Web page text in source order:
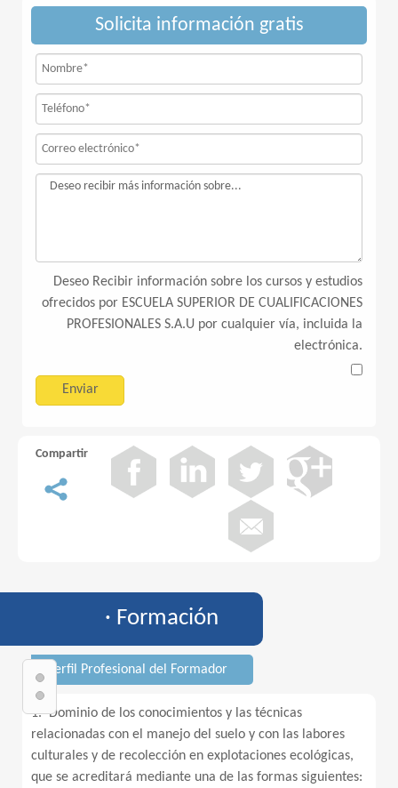
Solicita información gratis
Deseo Recibir información sobre los cursos y estudios
ofrecidos por ESCUELA SUPERIOR DE CUALIFICACIONES
PROFESIONALES S.A.U por cualquier vía, incluida la
electrónica.
Compartir
· Formación
· Perfil Profesional del Formador
1.- Dominio de los conocimientos y las técnicas
relacionadas con el manejo del suelo y con las labores
culturales y de recolección en explotaciones ecológicas,
que se acreditará mediante una de las formas siguientes: